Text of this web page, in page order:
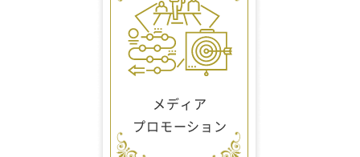
メディア
プロモーション